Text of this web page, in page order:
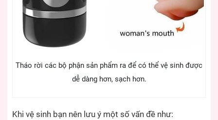
Tháo rời các bộ phận sản phẩm ra để có thể vệ sinh được
dễ dàng hơn, sạch hơn.
Khi vệ sinh bạn nên lưu ý một số vấn đề như: